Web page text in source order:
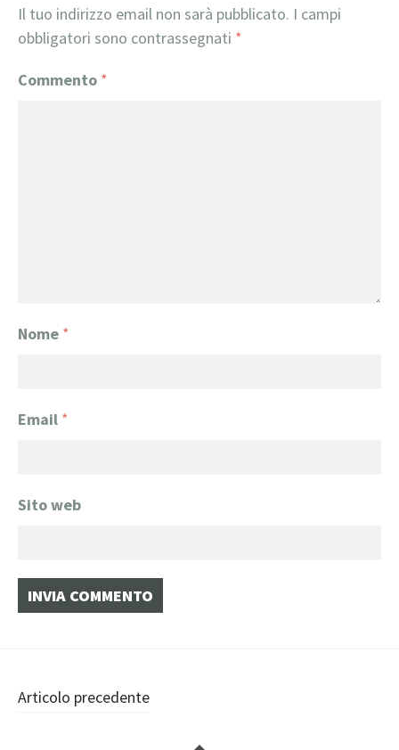
Il tuo indirizzo email non sarà pubblicato. I campi
obbligatori sono contrassegnati *
Commento *
Nome *
Email *
Sito web
Navigazione
Articolo precedente